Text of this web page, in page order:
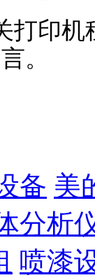
打印机
。
备 美
分析
喷漆